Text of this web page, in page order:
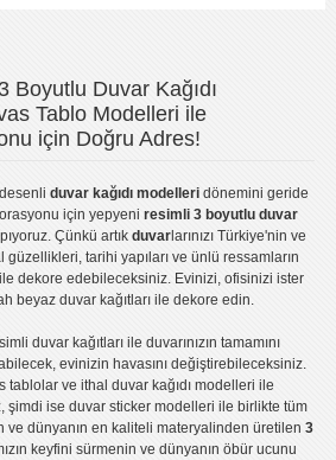
Boyutlu Duvar Kağıdı
Tablo Modelleri ile
için Doğru Adres!
duvar kağıdı modelleridönemini geride
için yepyeniresimli 3 boyutlu duvar
Çünkü artık duvarlarınızı Türkiye'nin ve
güzellikleri, tarihi yapıları ve ünlü ressamların
dekore edebileceksiniz. Evinizi, ofisinizi ister
beyaz duvar kağıtlarıile dekore edin.
duvar kağıtları ile duvarınızın tamamını
evinizin havasını değiştirebileceksiniz.
tablo lar veithal duvar kağıdı modelleri ile
şimdi iseduvar sticker modelleri ile birlikte tüm
dünyanın en kaliteli materyalinden üretilen 3
keyfini sürmenin ve dünyanın öbür ucunu